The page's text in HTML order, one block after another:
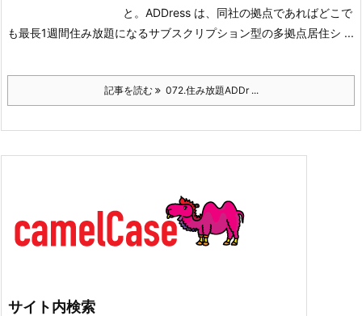
と。 ADDress は、同社の拠点であればどこで
も最長1週間住み放題になるサブスクリプション型の多拠点居住シ ...
記事を読む 072.住み放題ADDr ...
サイト内検索